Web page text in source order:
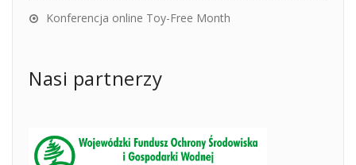
Konferencja online Toy-Free Month
Nasi partnerzy